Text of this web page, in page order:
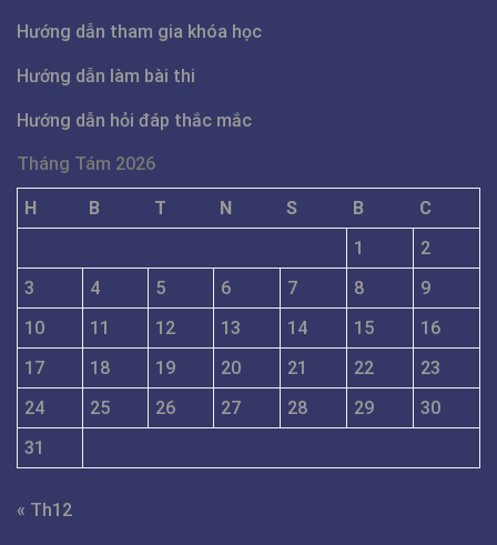
Hướng dẫn tham gia khóa học
Hướng dẫn làm bài thi
Hướng dẫn hỏi đáp thắc mắc
Tháng Tám 2026
H B T N S B
C
1
2
3
4 5 6 7 8
9
10
11 12 13 14 15
16
17
18 19 20 21 22
23
24
25 26 27 28 29
30
31
« Th12